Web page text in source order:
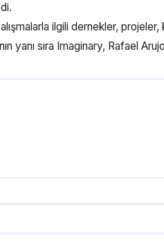
ilgili dernekler,
yanı sıra Imaginary, Rafael